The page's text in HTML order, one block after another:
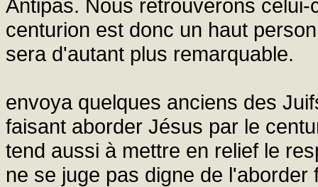
Antipas. Nous retrouverons
centurion est donc un haut
sera d'autant plus remarquable.
envoya quelques anciens des
faisant aborder Jésus par le
tend aussi à mettre en relief le
ne se juge pas digne de l'aborder